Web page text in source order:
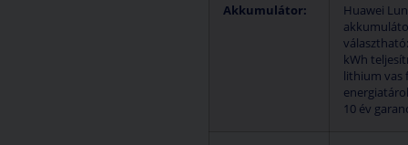
Akkumulátor:
Huawei
kWh
lithium vas
10 év